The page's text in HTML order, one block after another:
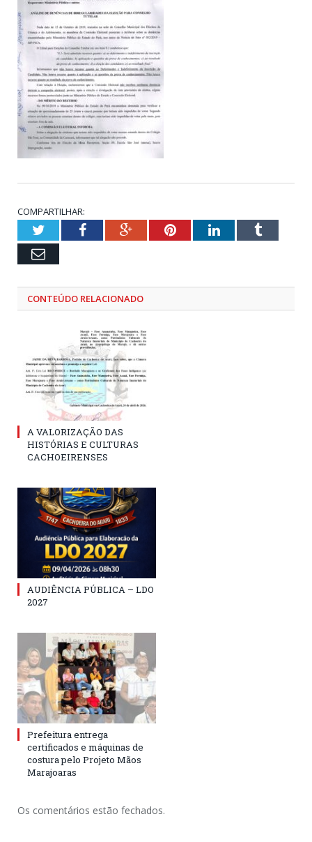
COMPARTILHAR:
TwitterFacebookGoogle+PinterestLinkedInTumblr
Email
CONTEÚDO RELACIONADO
A VALORIZAÇÃO DAS
HISTÓRIAS E CULTURAS
CACHOEIRENSES
AUDIÊNCIA PÚBLICA – LDO
2027
Prefeitura entrega
certificados e máquinas de
costura pelo Projeto Mãos
Marajoaras
Os comentários estão fechados.